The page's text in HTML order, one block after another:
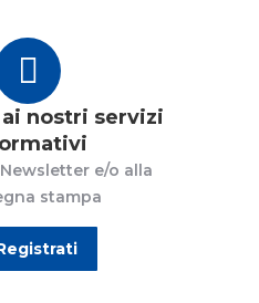
nostri servizi
e/o alla
stampa